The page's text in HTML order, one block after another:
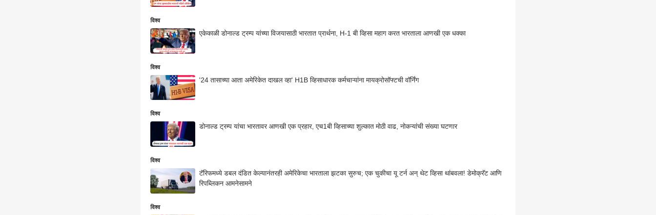
विश्व
एकेकाळी डोनाल्ड ट्रम्प यांच्या विजयासाठी भारतात प्रार्थना, H-1 बी व्हिसा महाग करत भारताला आणखी एक धक्का
विश्व
'24 तासाच्या आता अमेरिकेत दाखल व्हा' H1B व्हिसाधारक कर्मचाऱ्यांना मायक्रोसॉफ्टची वॉर्निंग
विश्व
डोनाल्ड ट्रम्प यांचा भारतावर आणखी एक प्रहार, एच1बी व्हिसाच्या शुल्कात मोठी वाढ, नोकऱ्यांची संख्या घटणार
विश्व
टॅरिफमध्ये डबल दंडित केल्यानंतरही अमेरिकेचा भारताला झटका सुरुच; एक चुकीचा यू टर्न अन् थेट व्हिसा थांबवला! डेमोक्रॅट आणि
रिपब्लिकन आमनेसामने
विश्व